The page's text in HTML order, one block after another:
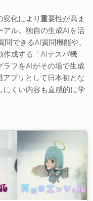
変化により重要性が高ま
アル。独自の生成AIを活
できるAI質問機能や、
作成する「AIテスパ機
フをAIがその場で生成
プリとして日本初とな
にくい内容も直感的に学